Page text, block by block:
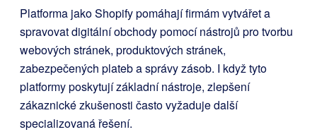
Platforma jako Shopify pomáhají firmám vytvářet a
spravovat digitální obchody pomocí nástrojů pro tvorbu
webových stránek, produktových stránek,
zabezpečených plateb a správy zásob. I když tyto
platformy poskytují základní nástroje, zlepšení
zákaznické zkušenosti často vyžaduje další
specializovaná řešení.